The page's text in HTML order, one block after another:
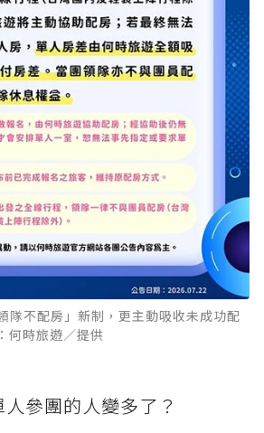
不配房」新制，更主動吸收未成功配
時旅遊／提供
參團的人變多了？